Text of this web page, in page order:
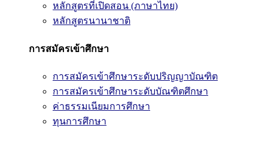
หลักสูตรที่เปิดสอน (ภาษาไทย)
หลักสูตรนานาชาติ
การสมัครเข้าศึกษา
การสมัครเข้าศึกษาระดับปริญญาบัณฑิต
การสมัครเข้าศึกษาระดับบัณฑิตศึกษา
ค่าธรรมเนียมการศึกษา
ทุนการศึกษา